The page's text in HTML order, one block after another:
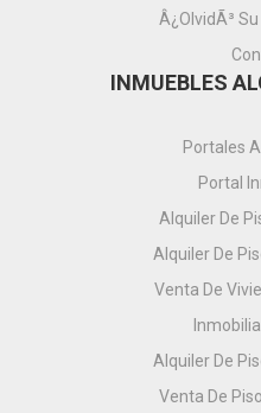
Â¿OlvidÃ³
INMUEBLES
Portales
Portal
Alquiler De
Alquiler De
Venta De
Alquiler De
Venta De